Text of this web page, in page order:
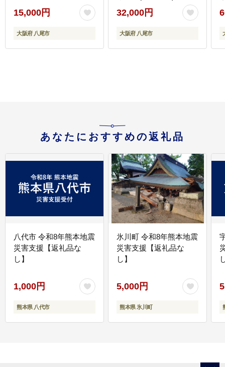
15,000円
大阪府 八尾市
32,000円
大阪府 八尾市
あなたにおすすめの返礼品
八代市 令和8年熊本地震
災害支援【返礼品な
し】
1,000円
熊本県 八代市
氷川町 令和8年熊本地震
災害支援【返礼品な
し】
5,000円
熊本県 氷川町